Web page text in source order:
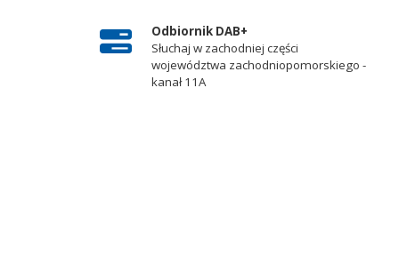
Odbiornik DAB+
Słuchaj w zachodniej części
województwa zachodniopomorskiego -
kanał 11A